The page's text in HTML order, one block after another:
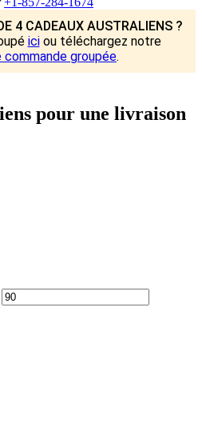
4 CADEAUX AUSTRALIENS ?
iciou téléchargez notre
commande groupée.
pour une livraison